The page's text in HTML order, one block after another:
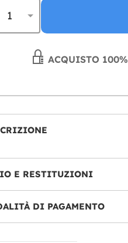
ACQUISTO
E RESTITUZIONI
DI PAGAMENTO